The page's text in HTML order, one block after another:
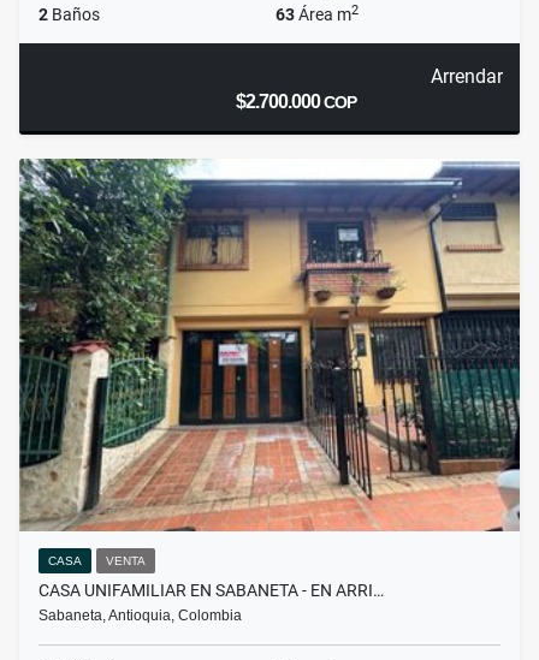
2 Baños 63Área m2
Arrendar
$2.700.000COP
CASA VENTA
CASA UNIFAMILIAR EN SABANETA - EN ARRI…
Sabaneta, Antioquia, Colombia